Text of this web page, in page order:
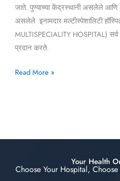
जाते. पुण्याच्या केंद्रस्थानी असलेले आणि
असलेले इनामदार मल्टीस्पेशालिटी
MULTISPECIALITY HOSPITAL)
प्रदान करते.
Read More »
Your Health
Choose Your Hospital,